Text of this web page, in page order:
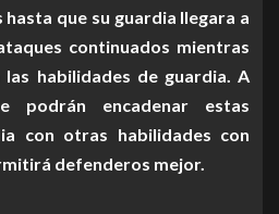
que su guardia llegara a
continuados mientras
habilidades de guardia. A
podrán encadenar estas
con otras habilidades con
defenderos mejor.